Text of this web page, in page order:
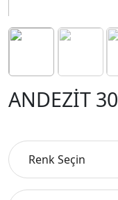
ANDEZİT 30
Renk Seçin